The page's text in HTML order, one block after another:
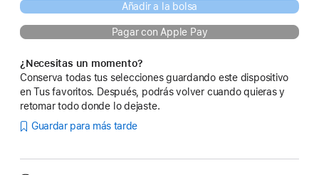
Añadir a la bolsa
Pagar con Apple Pay
¿Necesitas un momento?
Conserva todas tus selecciones guardando este dispositivo
en Tus favoritos. Después, podrás volver cuando quieras y
retomar todo donde lo dejaste.
Guardar para más tarde